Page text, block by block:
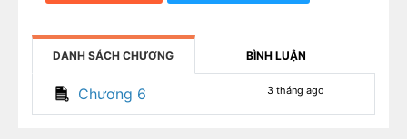
cháu muốn báo ơn, không liên quan gì đến bố
cháu.”
“Bố mày lừa mày đấy!”
DANH SÁCH CHƯƠNG BÌNH LUẬN
Chương 6 3 tháng ago